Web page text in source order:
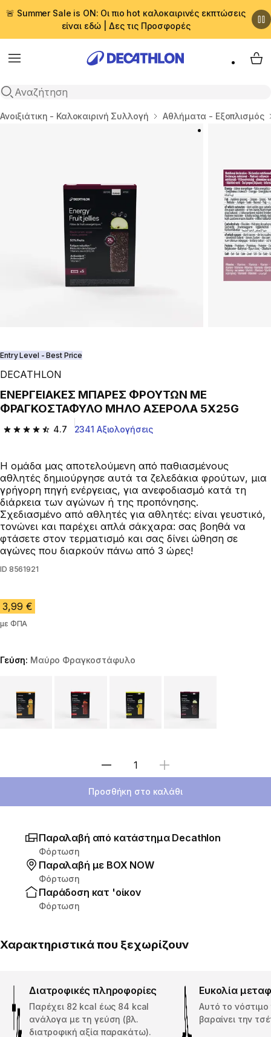
🚨 Summer Sale is ON: Οι πιο hot καλοκαιρινές εκπτώσεις
είναι εδώ | Δες τις Προσφορές
Menu
Αναζήτηση
My
Αρχική σελίδα
Ανοιξιάτικη - Καλοκαιρινή Συλλογή Αθλήματα - Εξοπλισμός
Entry Level - Best Price
DECATHLON
ΕΝΕΡΓΕΙΑΚΕΣ ΜΠΑΡΕΣ ΦΡΟΥΤΩΝ ΜΕ
ΦΡΑΓΚΟΣΤΑΦΥΛΟ ΜΗΛΟ ΑΣΕΡΟΛΑ 5X25G
4.7
4.7 out of 5 stars from 2341 reviews
2341 Αξιολογήσεις
Η ομάδα μας αποτελούμενη από παθιασμένους
αθλητές δημιούργησε αυτά τα ζελεδάκια φρούτων, μια
γρήγορη πηγή ενέργειας, για ανεφοδιασμό κατά τη
διάρκεια των αγώνων ή της προπόνησης.
Σχεδιασμένο από αθλητές για αθλητές: είναι γευστικό,
τονώνει και παρέχει απλά σάκχαρα: σας βοηθά να
φτάσετε στον τερματισμό και σας δίνει ώθηση σε
αγώνες που διαρκούν πάνω από 3 ώρες!
ID 8561921
3,99 €
με ΦΠΑ
Γεύση: Μαύρο Φραγκοστάφυλο
Επιλέξτε ποσότητα
Προσθήκη στο καλάθι
Παραλαβή από κατάστημα Decathlon
Φόρτωση
Παραλαβή με ΒΟΧ ΝΟW
Φόρτωση
Παράδοση κατ 'οίκον
Φόρτωση
Χαρακτηριστικά που ξεχωρίζουν
Διατροφικές πληροφορίες
Παρέχει 82 kcal έως 84 kcal
ανάλογα με τη γεύση (βλ.
διατροφική αξία παρακάτω).
Ευκολία
Αυτό το νόστιμο
βαραίνει την